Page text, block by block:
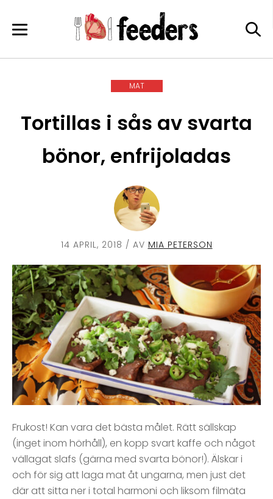
MAT
Tortillas i sås av svarta
bönor, enfrijoladas
14 APRIL, 2018 / AV MIA PETERSON
Frukost! Kan vara det bästa målet. Rätt sällskap
(inget inom hörhåll), en kopp svart kaffe och något
vällagat slafs (gärna med svarta bönor!). Älskar i
och för sig att laga mat åt ungarna, men just det
där att sitta ner i total harmoni och liksom filmäta